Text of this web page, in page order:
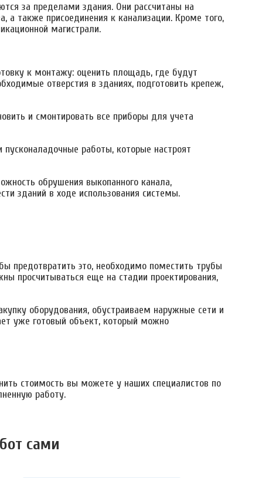
за пределами здания. Они рассчитаны на
а также присоединения к канализации. Кроме того,
магистрали.
к монтажу: оценить площадь, где будут
отверстия в зданиях, подготовить крепеж,
и смонтировать все приборы для учета
работы, которые настроят
обрушения выкопанного канала,
зданий в ходе использования системы.
предотвратить это, необходимо поместить трубы
просчитываться еще на стадии проектирования,
оборудования, обустраиваем наружные сети и
уже готовый объект, который можно
стоимость вы можете у наших специалистов по
работу.
сами